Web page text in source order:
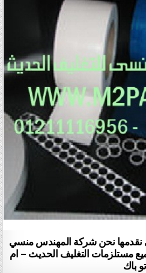
نقدمها نحن شركة المهندس منسي
مستلزمات التغليف الحديث – ام
تو باك